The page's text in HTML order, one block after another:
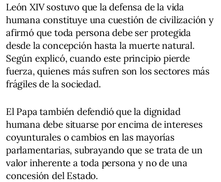
León XIV sostuvo que la defensa de la vida
humana constituye una cuestión de civilización y
afirmó que toda persona debe ser protegida
desde la concepción hasta la muerte natural.
Según explicó, cuando este principio pierde
fuerza, quienes más sufren son los sectores más
frágiles de la sociedad.
El Papa también defendió que la dignidad
humana debe situarse por encima de intereses
coyunturales o cambios en las mayorías
parlamentarias, subrayando que se trata de un
valor inherente a toda persona y no de una
concesión del Estado.